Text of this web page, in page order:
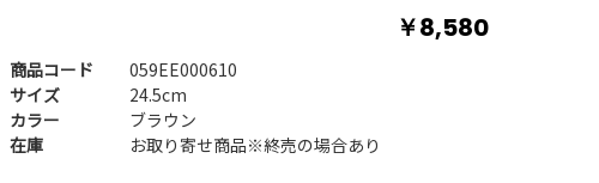
￥8,580
商品コード
059EE000610
サイズ
24.5cm
カラー
ブラウン
在庫
お取り寄せ商品※終売の場合あり